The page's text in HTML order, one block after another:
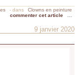
- dans
Clowns en peinture
commenter cet article
9 janvier 2020